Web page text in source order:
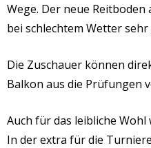
Wege. Der neue
bei schlechtem Wetter
Die Zuschauer können
Balkon aus die Prüfungen
Auch für das leibliche
In der extra für die